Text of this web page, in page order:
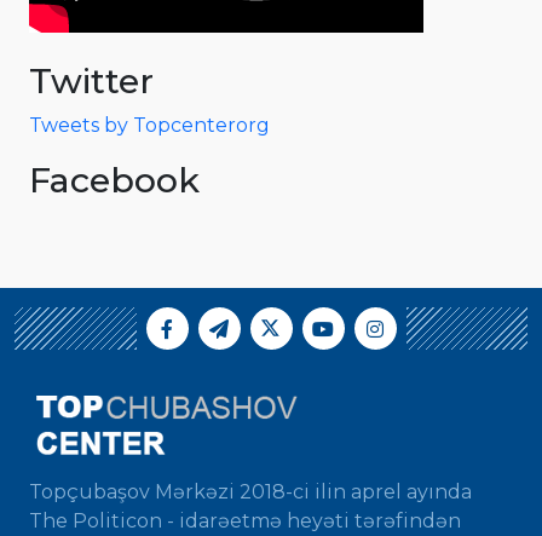
Twitter
Tweets by Topcenterorg
Facebook
Topçubaşov Mərkəzi 2018-ci ilin aprel ayında
The Politicon - idarəetmə heyəti tərəfindən